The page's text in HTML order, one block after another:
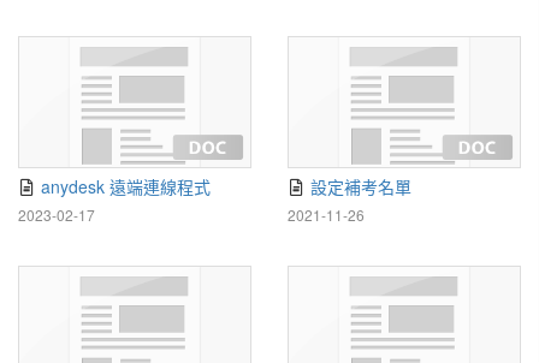
anydesk 遠端連線程式
2023-02-17
設定補考名單
2021-11-26